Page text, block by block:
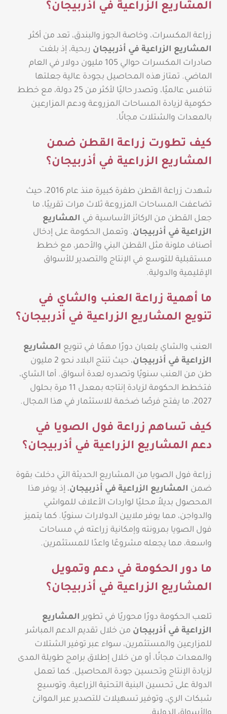
المشاريع الزراعية في أذربيجان؟
زراعة المكسرات، وخاصة الجوز والبندق، تعد من أكثر
المشاريع الزراعية في أذربيجان ربحية، إذ بلغت
صادرات المكسرات حوالي 105 مليون دولار في العام
الماضي. تمتاز هذه المحاصيل بجودة عالية جعلتها
تنافس عالميًا، وتصدر حاليًا لأكثر من 25 دولة، مع خطط
حكومية لزيادة المساحات المزروعة ودعم المزارعين
بالمعدات والشتلات مجانًا.
كيف تطورت زراعة القطن ضمن
المشاريع الزراعية في أذربيجان؟
شهدت زراعة القطن طفرة كبيرة منذ عام 2016، حيث
تضاعفت المساحات المزروعة ثلاث مرات تقريبًا، ما
جعل القطن من الركائز الأساسية في المشاريع
الزراعية في أذربيجان. وتعمل الحكومة على إدخال
أصناف ملونة مثل القطن البني والأحمر، مع خطط
مستقبلية للتوسع في الإنتاج والتصدير للأسواق
الإقليمية والدولية.
ما أهمية زراعة العنب والشاي في
تنويع المشاريع الزراعية في أذربيجان؟
العنب والشاي يلعبان دورًا مهمًا في تنويع المشاريع
الزراعية في أذربيجان
، حيث تنتج البلاد نحو 2 مليون
طن من العنب سنويًا وتصدره لعدة أسواق. أما الشاي،
فتخطط الحكومة لزيادة إنتاجه بمعدل 11 مرة بحلول
2027، ما يفتح فرصًا ضخمة للاستثمار في هذا المجال.
كيف تساهم زراعة فول الصويا في
دعم المشاريع الزراعية في أذربيجان؟
زراعة فول الصويا من المشاريع الحديثة التي دخلت بقوة
ضمن المشاريع الزراعية في أذربيجان، إذ يوفر هذا
المحصول بديلاً محليًا لواردات الأعلاف للمواشي
والدواجن، مما يوفر ملايين الدولارات سنويًا. كما يتميز
فول الصويا بمرونته وإمكانية زراعته في مساحات
واسعة، مما يجعله مشروعًا واعدًا للمستثمرين.
ما دور الحكومة في دعم وتمويل
المشاريع الزراعية في أذربيجان؟
تلعب الحكومة دورًا محوريًا في تطوير المشاريع
الزراعية في أذربيجان من خلال تقديم الدعم المباشر
للمزارعين والمستثمرين، سواء عبر توفير الشتلات
والمعدات مجانًا، أو من خلال إطلاق برامج طويلة المدى
لزيادة الإنتاج وتحسين جودة المحاصيل. كما تعمل
الدولة على تحسين البنية التحتية الزراعية، وتوسيع
شبكات الري، وتوفير تسهيلات للتصدير عبر الموانئ